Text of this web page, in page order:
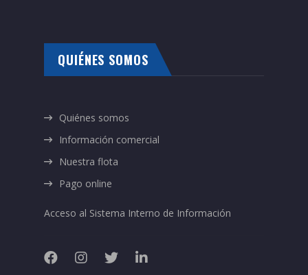
QUIÉNES SOMOS
Quiénes somos
Información comercial
Nuestra flota
Pago online
Acceso al Sistema Interno de Información